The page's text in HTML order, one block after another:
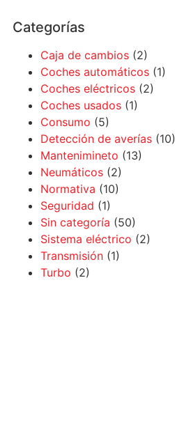
Categorías
Caja de cambios (2)
Coches automáticos (1)
Coches eléctricos (2)
Coches usados (1)
Consumo (5)
Detección de averías (10)
Mantenimineto (13)
Neumáticos (2)
Normativa (10)
Seguridad (1)
Sin categoría (50)
Sistema eléctrico (2)
Transmisión (1)
Turbo (2)